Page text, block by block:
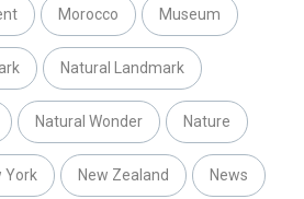
Morocco Museum
Natural Landmark
Natural Wonder Nature
York New Zealand News